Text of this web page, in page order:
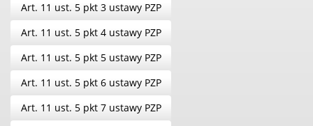
Art. 11 ust. 5 pkt 3 ustawy PZP
Art. 11 ust. 5 pkt 4 ustawy PZP
Art. 11 ust. 5 pkt 5 ustawy PZP
Art. 11 ust. 5 pkt 6 ustawy PZP
Art. 11 ust. 5 pkt 7 ustawy PZP